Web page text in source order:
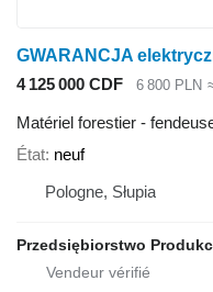
GWARANCJA
4 125 000 CDF
6 800 PLN
Matériel forestier -
État neuf
Pologne, Słupia